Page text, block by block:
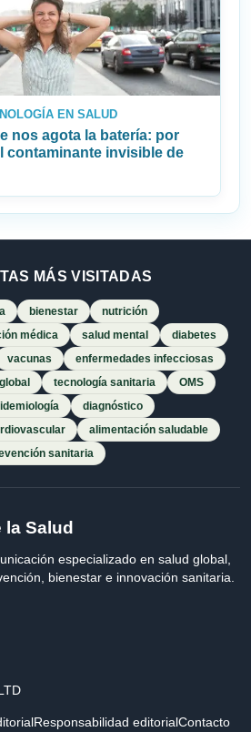
EN SALUD
nos agota la batería: por
contaminante invisible de
MÁS VISITADAS
bienestar
nutrición
médica salud mental
diabetes
vacunas
enfermedades infecciosas
tecnología sanitaria
OMS
diagnóstico
alimentación saludable
sanitaria
la Salud
especializado en salud global,
bienestar e innovación sanitaria.
Responsabilidad editorialContacto